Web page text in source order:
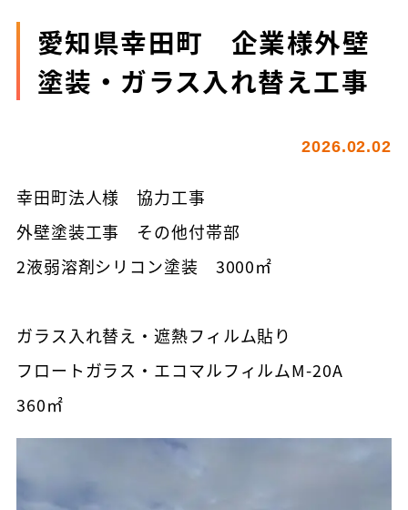
愛知県幸田町 企業様外壁
塗装・ガラス入れ替え工事
2026.02.02
幸田町法人様 協力工事
外壁塗装工事 その他付帯部
2液弱溶剤シリコン塗装 3000㎡
ガラス入れ替え・遮熱フィルム貼り
フロートガラス・エコマルフィルムM-20A
360㎡